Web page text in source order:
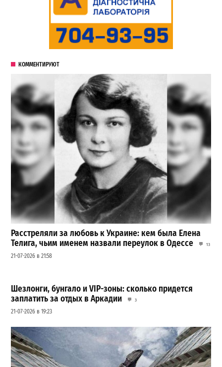
КОММЕНТИРУЮТ
Расстреляли за любовь к Украине: кем была Елена
Телига, чьим именем назвали переулок в Одессе
13
21-07-2026 в 21:58
Шезлонги, бунгало и VIP-зоны: сколько придется
заплатить за отдых в Аркадии
3
21-07-2026 в 19:23